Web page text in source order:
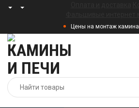
Цены на монтаж камина